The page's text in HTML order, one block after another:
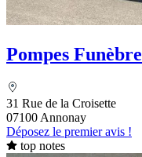
Pompes
31 Rue de la Croisette
07100 Annonay
Déposez le premier avis !
top notes